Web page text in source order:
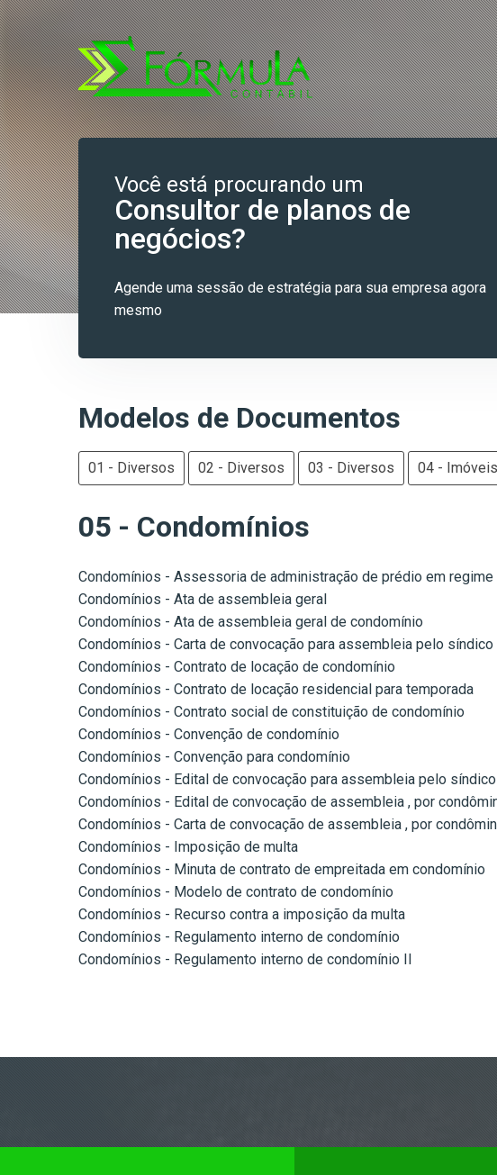
Você está procurando um
Consultor de planos de
negócios?
Agende uma sessão de estratégia para sua empresa agora
mesmo
Modelos de Documentos
01 - Diversos 02 - Diversos 03 - Diversos 04 - Imóveis
05 - Condomínios
Condomínios - Assessoria de administração de prédio em
Condomínios - Ata de assembleia geral
Condomínios - Ata de assembleia geral de condomínio
Condomínios - Carta de convocação para assembleia pelo síndico
Condomínios - Contrato de locação de condomínio
Condomínios - Contrato de locação residencial para temporada
Condomínios - Contrato social de constituição de condomínio
Condomínios - Convenção de condomínio
Condomínios - Convenção para condomínio
Condomínios - Edital de convocação para assembleia pelo síndico
Condomínios - Edital de convocação de assembleia , por
Condomínios - Carta de convocação de assembleia , por
Condomínios - Imposição de multa
Condomínios - Minuta de contrato de empreitada em condomínio
Condomínios - Modelo de contrato de condomínio
Condomínios - Recurso contra a imposição da multa
Condomínios - Regulamento interno de condomínio
Condomínios - Regulamento interno de condomínio II